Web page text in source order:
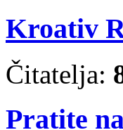
Kroativ
Čitatelja:
Pratite